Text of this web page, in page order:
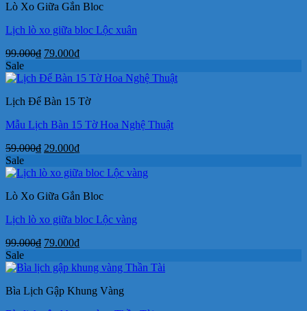
175.000₫.
Lò Xo Giữa Gắn Bloc
Lịch lò xo giữa bloc Lộc xuân
99.000₫ Giá
là:
79.000₫Giá
tại
79.000₫.
Sale
Lịch Để Bàn 15 Tờ
Mẫu Lịch Bàn 15 Tờ Hoa Nghệ Thuật
59.000₫ Giá
là:
29.000₫Giá
tại
29.000₫.
Sale
Lò Xo Giữa Gắn Bloc
Lịch lò xo giữa bloc Lộc vàng
99.000₫ Giá
là:
79.000₫Giá
tại
79.000₫.
Sale
Bìa Lịch Gập Khung Vàng